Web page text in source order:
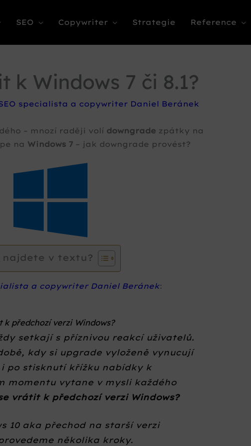
SEO Copywriter Strategie Reference
k Windows 7 či 8.1?
specialista a copywriter Daniel Beránek
– mnozí raději volí downgrade zpátky na
na Windows 7 – jak downgrade provést?
najdete v textu?
a copywriter Daniel Beránek:
k předchozí verzi Windows?
setkají s příznivou reakcí uživatelů.
kdy si upgrade vyloženě vynucují
po stisknutí křížku nabídky k
momentu vytane v mysli každého
vrátit k předchozí verzi Windows?
10 aka přechod na starší verzi
několika kroky.